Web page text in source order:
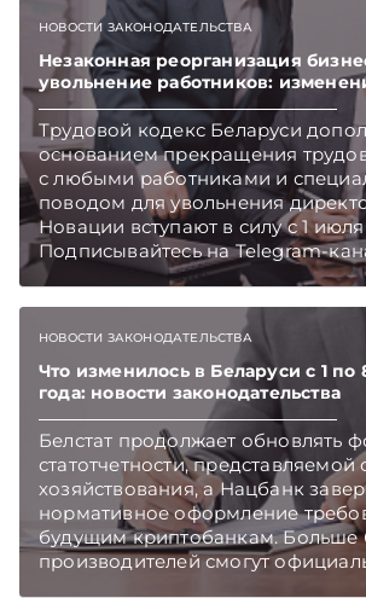
окружающую среду,
локальному мониторингу. Об
изменениях – в еженедельном
Подписывайтесь на
Главное об экономике Беларуси
чем в новостях TelegramViber
НОВОСТИ ЗАКОНОДАТЕЛЬСТВА
Незаконная реорганизация
увольнение работников:
Трудовой кодекс Беларуси
основанием прекращения
с любыми работниками и
поводом для увольнения
Новации вступают в силу с 1
Подписывайтесь на
Главное об экономике
НОВОСТИ ЗАКОНОДАТЕЛЬСТВА
Что изменилось в Беларуси с 1 по
года: новости законодательства
Белстат продолжает обновлять
статотчетности, представляемой
хозяйствования, а Нацбанк
нормативное оформление
будущим криптобанкам. Больше
производителей смогут
за своей продукцией статус